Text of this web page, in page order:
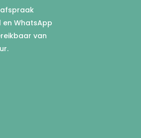
en WhatsApp
van